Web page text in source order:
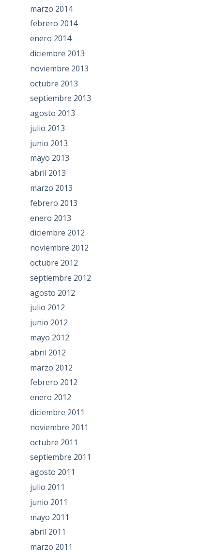
marzo 2014
febrero 2014
enero 2014
diciembre 2013
noviembre 2013
octubre 2013
septiembre 2013
agosto 2013
julio 2013
junio 2013
mayo 2013
abril 2013
marzo 2013
febrero 2013
enero 2013
diciembre 2012
noviembre 2012
octubre 2012
septiembre 2012
agosto 2012
julio 2012
junio 2012
mayo 2012
abril 2012
marzo 2012
febrero 2012
enero 2012
diciembre 2011
noviembre 2011
octubre 2011
septiembre 2011
agosto 2011
julio 2011
junio 2011
mayo 2011
abril 2011
marzo 2011